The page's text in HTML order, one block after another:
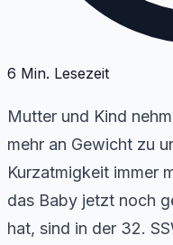
6 Min. Lesezeit
Mutter und Kind
mehr an Gewicht zu
Kurzatmigkeit immer
das Baby jetzt noch
hat, sind in der 32.